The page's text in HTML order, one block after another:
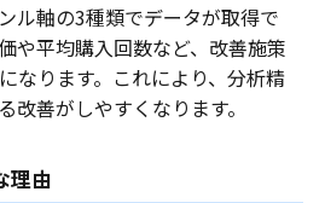
ル軸の3種類でデータが取得で
や平均購入回数など、改善施策
なります。これにより、分析精
改善がしやすくなります。
理由